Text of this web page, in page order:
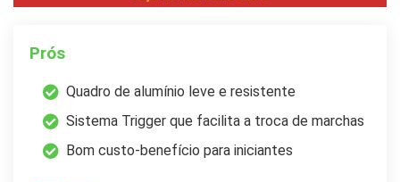
Prós
Quadro de alumínio leve e resistente
Sistema Trigger que facilita a troca de marchas
Bom custo-benefício para iniciantes